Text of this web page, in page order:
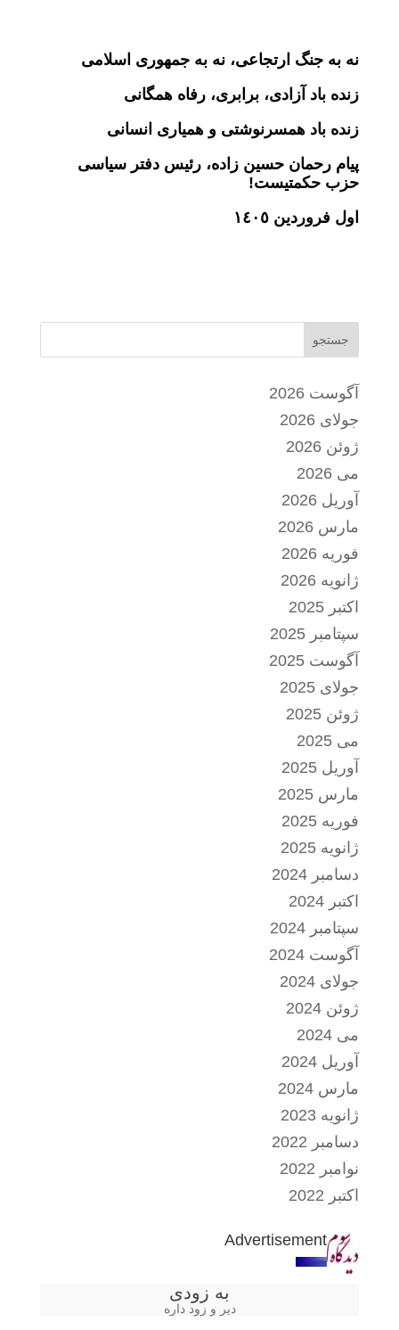
نه به جنگ ارتجاعی، نه به جمهوری اسلامی
زنده باد آزادی، برابری، رفاه همگانی
زنده باد همسرنوشتی و همیاری انسانی
پیام رحمان حسین زاده، رئیس دفتر سیاسی
حزب حکمتیست!
اول فروردین ١٤٠٥
جستجو
آگوست 2026
جولای 2026
ژوئن 2026
می 2026
آوریل 2026
مارس 2026
فوریه 2026
ژانویه 2026
اکتبر 2025
سپتامبر 2025
آگوست 2025
جولای 2025
ژوئن 2025
می 2025
آوریل 2025
مارس 2025
فوریه 2025
ژانویه 2025
دسامبر 2024
اکتبر 2024
سپتامبر 2024
آگوست 2024
جولای 2024
ژوئن 2024
می 2024
آوریل 2024
مارس 2024
ژانویه 2023
دسامبر 2022
نوامبر 2022
اکتبر 2022
Advertisement
به زودی
دیر و زود داره